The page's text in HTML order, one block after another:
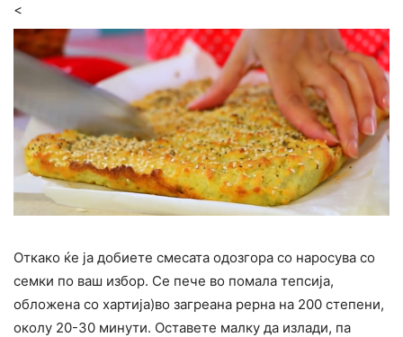
<
Откако ќе ја добиете смесата одозгора со наросува со
семки по ваш избор. Се пече во помала тепсија,
обложена со хартија)во загреана рерна на 200 степени,
околу 20-30 минути. Оставете малку да излади, па